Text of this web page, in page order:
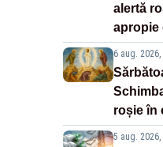
alertă
apropie
6 aug. 2026,
roșie în
5 aug. 2026,